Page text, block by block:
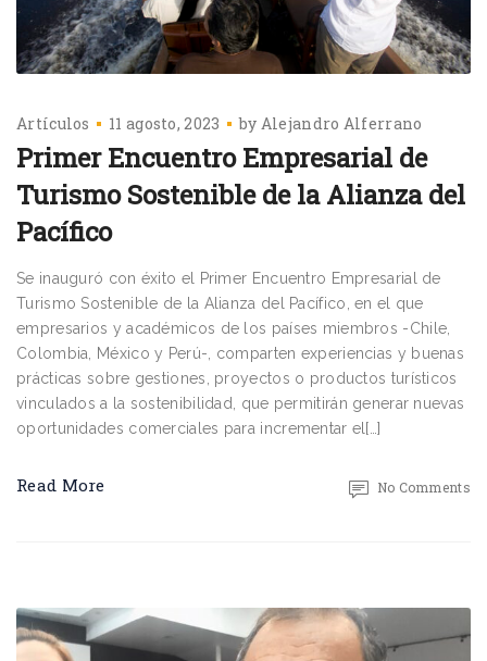
Artículos 11 agosto, 2023 by Alejandro Alferrano
Primer Encuentro Empresarial de
Turismo Sostenible de la Alianza del
Pacífico
Se inauguró con éxito el Primer Encuentro Empresarial de
Turismo Sostenible de la Alianza del Pacífico, en el que
empresarios y académicos de los países miembros -Chile,
Colombia, México y Perú-, comparten experiencias y buenas
prácticas sobre gestiones, proyectos o productos turísticos
vinculados a la sostenibilidad, que permitirán generar nuevas
oportunidades comerciales para incrementar el[…]
Read More No Comments